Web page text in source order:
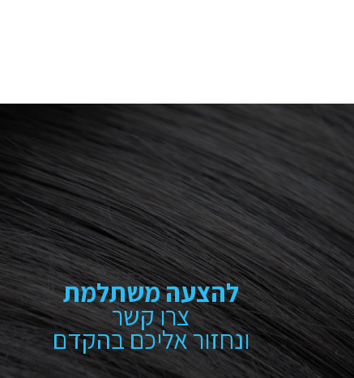
להצעה משתלמת
צרו קשר
ונחזור אליכם בהקדם